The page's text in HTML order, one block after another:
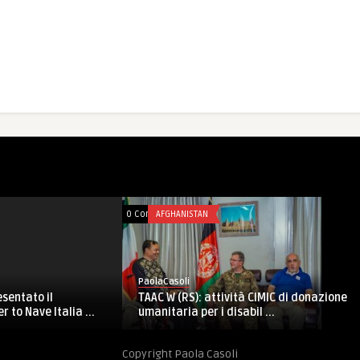
...
0 CommentsAFGHANISTAN
PaolaCasoli
Quella della Nato in Afghanistan non si
può definire “ritirata� ...
Copyright Paola Casoli